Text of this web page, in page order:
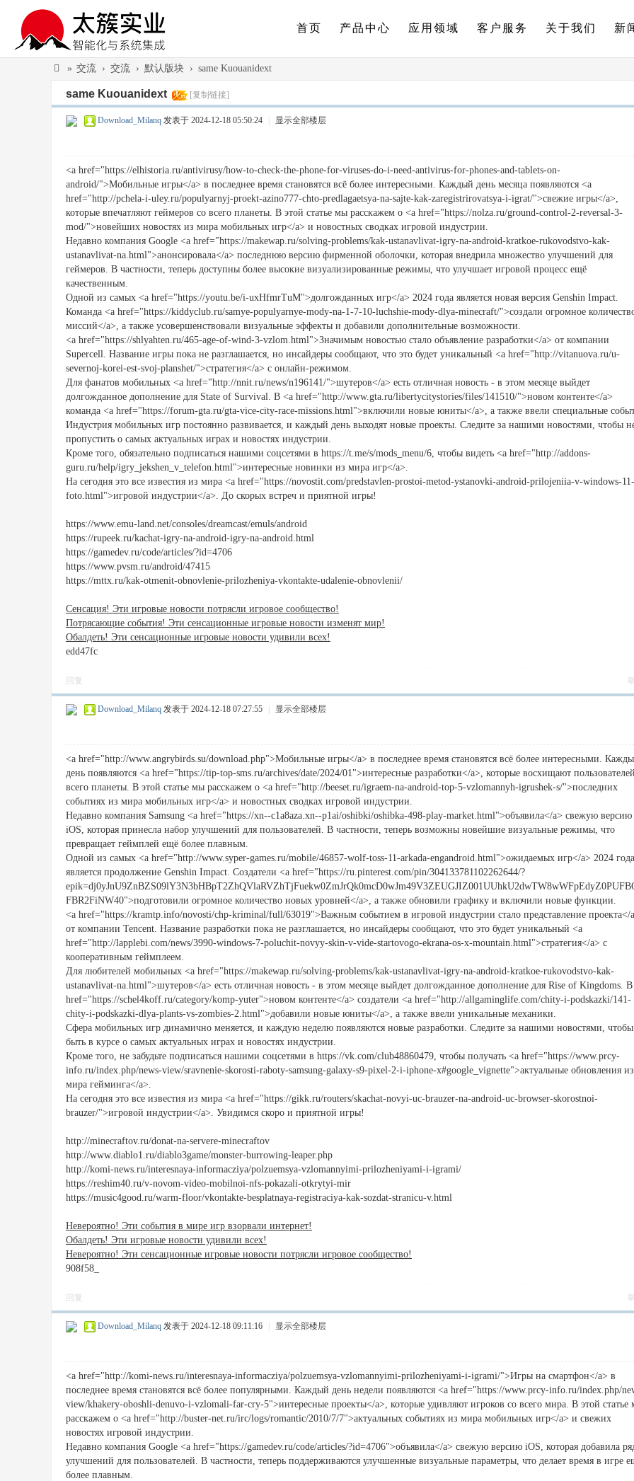
首页 产品中心 应用领域 客户服务 关于我们 新
簇
» 交流 › 交流 › 默认版块 › same Kuouanidext
same Kuouanidext [复制链接]
Download_Milanq 发表于 2024-12-18 05:50:24 显示全部楼层
<a href="https://elhistoria.ru/antivirusy/how-to-check-the-phone-for-viruses-do-i-need-antivirus-for-phones-and-tablets-on-
android/">Мобильные игры</a> в последнее время становятся всё более интересными. Каждый день месяца появляются <a
href="http://pchela-i-uley.ru/populyarnyj-proekt-azino777-chto-predlagaetsya-na-sajte-kak-zaregistrirovatsya-i-igrat/">свежие игры</a>,
которые впечатляют геймеров со всего планеты. В этой статье мы расскажем о <a href="https://nolza.ru/ground-control-2-reversal-3-
mod/">новейших новостях из мира мобильных игр</a> и новостных сводках игровой индустрии.
Недавно компания Google <a href="https://makewap.ru/solving-problems/kak-ustanavlivat-igry-na-android-kratkoe-rukovodstvo-kak-
ustanavlivat-na.html">анонсировала</a> последнюю версию фирменной оболочки, которая внедрила множество улучшений для
геймеров. В частности, теперь доступны более высокие визуализированные режимы, что улучшает игровой процесс ещё
качественным.
Одной из самых <a href="https://youtu.be/i-uxHfmrTuM">долгожданных игр</a> 2024 года является новая версия Genshin Impact.
Команда <a href="https://kiddyclub.ru/samye-populyarnye-mody-na-1-7-10-luchshie-mody-dlya-minecraft/">создали огромное
миссий</a>, а также усовершенствовали визуальные эффекты и добавили дополнительные возможности.
<a href="https://shlyahten.ru/465-age-of-wind-3-vzlom.html">Значимым новостью стало объявление разработки</a> от компании
Supercell. Название игры пока не разглашается, но инсайдеры сообщают, что это будет уникальный <a href="http://vitanuova.ru/u-
severnoj-korei-est-svoj-planshet/">стратегия</a> с онлайн-режимом.
Для фанатов мобильных <a href="http://nnit.ru/news/n196141/">шутеров</a> есть отличная новость - в этом месяце выйдет
долгожданное дополнение для State of Survival. В <a href="http://www.gta.ru/libertycitystories/files/141510/">новом контенте</a>
команда <a href="https://forum-gta.ru/gta-vice-city-race-missions.html">включили новые юниты</a>, а также ввели специальные
Индустрия мобильных игр постоянно развивается, и каждый день выходят новые проекты. Следите за нашими новостями, чтобы
пропустить о самых актуальных играх и новостях индустрии.
Кроме того, обязательно подписаться нашими соцсетями в https://t.me/s/mods_menu/6, чтобы видеть <a href="http://addons-
guru.ru/help/igry_jekshen_v_telefon.html">интересные новинки из мира игр</a>.
На сегодня это все известия из мира <a href="https://novostit.com/predstavlen-prostoi-metod-ystanovki-android-prilojeniia-v-windows-
foto.html">игровой индустрии</a>. До скорых встреч и приятной игры!
https://www.emu-land.net/consoles/dreamcast/emuls/android
https://rupeek.ru/kachat-igry-na-android-igry-na-android.html
https://gamedev.ru/code/articles/?id=4706
https://www.pvsm.ru/android/47415
https://mttx.ru/kak-otmenit-obnovlenie-prilozheniya-vkontakte-udalenie-obnovlenii/
Сенсация! Эти игровые новости потрясли игровое сообщество!
Потрясающие события! Эти сенсационные игровые новости изменят мир!
Обалдеть! Эти сенсационные игровые новости удивили всех!
edd47fc
回复
Download_Milanq 发表于 2024-12-18 07:27:55 显示全部楼层
<a href="http://www.angrybirds.su/download.php">Мобильные игры</a> в последнее время становятся всё более интересными.
день появляются <a href="https://tip-top-sms.ru/archives/date/2024/01">интересные разработки</a>, которые восхищают
всего планеты. В этой статье мы расскажем о <a href="http://beeset.ru/igraem-na-android-top-5-vzlomannyh-igrushek-s/">последних
событиях из мира мобильных игр</a> и новостных сводках игровой индустрии.
Недавно компания Samsung <a href="https://xn--c1a8aza.xn--p1ai/oshibki/oshibka-498-play-market.html">объявила</a> свежую версию
iOS, которая принесла набор улучшений для пользователей. В частности, теперь возможны новейшие визуальные режимы, что
превращает геймплей ещё более плавным.
Одной из самых <a href="http://www.syper-games.ru/mobile/46857-wolf-toss-11-arkada-engandroid.html">ожидаемых игр</a> 2024 года
является продолжение Genshin Impact. Создатели <a href="https://ru.pinterest.com/pin/304133781102262644/?
FBR2FiNW40">подготовили огромное количество новых уровней</a>, а также обновили графику и включили новые функции.
<a href="https://kramtp.info/novosti/chp-kriminal/full/63019">Важным событием в игровой индустрии стало представление проекта</
от компании Tencent. Название разработки пока не разглашается, но инсайдеры сообщают, что это будет уникальный <a
href="http://lapplebi.com/news/3990-windows-7-poluchit-novyy-skin-v-vide-startovogo-ekrana-os-x-mountain.html">стратегия</a> с
кооперативным геймплеем.
Для любителей мобильных <a href="https://makewap.ru/solving-problems/kak-ustanavlivat-igry-na-android-kratkoe-rukovodstvo-kak-
ustanavlivat-na.html">шутеров</a> есть отличная новость - в этом месяце выйдет долгожданное дополнение для Rise of Kingdoms.
href="https://schel4koff.ru/category/komp-yuter">новом контенте</a> создатели <a href="http://allgaminglife.com/chity-i-podskazki/141-
chity-i-podskazki-dlya-plants-vs-zombies-2.html">добавили новые юниты</a>, а также ввели уникальные механики.
Сфера мобильных игр динамично меняется, и каждую неделю появляются новые разработки. Следите за нашими новостями, чтобы
быть в курсе о самых актуальных играх и новостях индустрии.
Кроме того, не забудьте подписаться нашими соцсетями в https://vk.com/club48860479, чтобы получать <a href="https://www.prcy-
info.ru/index.php/news-view/sravnenie-skorosti-raboty-samsung-galaxy-s9-pixel-2-i-iphone-x#google_vignette">актуальные обновления из
мира гейминга</a>.
На сегодня это все известия из мира <a href="https://gikk.ru/routers/skachat-novyi-uc-brauzer-na-android-uc-browser-skorostnoi-
brauzer/">игровой индустрии</a>. Увидимся скоро и приятной игры!
http://minecraftov.ru/donat-na-servere-minecraftov
http://www.diablo1.ru/diablo3game/monster-burrowing-leaper.php
http://komi-news.ru/interesnaya-informacziya/polzuemsya-vzlomannyimi-prilozheniyami-i-igrami/
https://reshim40.ru/v-novom-video-mobilnoi-nfs-pokazali-otkrytyi-mir
https://music4good.ru/warm-floor/vkontakte-besplatnaya-registraciya-kak-sozdat-stranicu-v.html
Невероятно! Эти события в мире игр взорвали интернет!
Обалдеть! Эти игровые новости удивили всех!
Невероятно! Эти сенсационные игровые новости потрясли игровое сообщество!
908f58_
回复
Download_Milanq 发表于 2024-12-18 09:11:16 显示全部楼层
<a href="http://komi-news.ru/interesnaya-informacziya/polzuemsya-vzlomannyimi-prilozheniyami-i-igrami/">Игры на смартфон</a> в
последнее время становятся всё более популярными. Каждый день недели появляются <a href="https://www.prcy-info.ru/index.php/
view/khakery-oboshli-denuvo-i-vzlomali-far-cry-5">интересные проекты</a>, которые удивляют игроков со всего мира. В этой статье
расскажем о <a href="http://buster-net.ru/irc/logs/romantic/2010/7/7">актуальных событиях из мира мобильных игр</a> и свежих
новостях игровой индустрии.
Недавно компания Google <a href="https://gamedev.ru/code/articles/?id=4706">объявила</a> свежую версию iOS, которая добавила
улучшений для пользователей. В частности, теперь поддерживаются улучшенные визуальные параметры, что делает время в игре
более плавным.